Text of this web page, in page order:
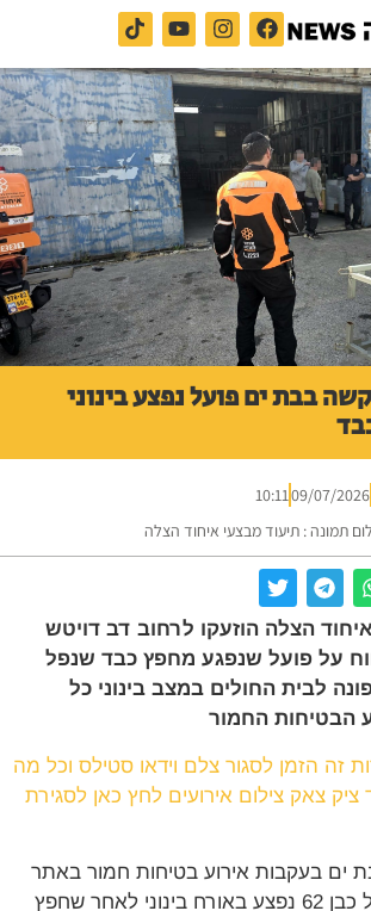
ים פועל נפצע בינוני
09/
10:11
: תיעוד מבצעי איחוד הצלה
הצלה הוזעקו לרחוב דב דויטש
פועל שנפגע מחפץ כבד שנפל
החולים במצב בינוני כל
החמור
הזמן לסגור צלם וידאו סטילס וכל מה
צילום אירועים לחץ כאן לסגירת
בעקבות אירוע בטיחות חמור באתר
עבודה מקומי. פועל כבן 62 נפצע באורח בינוני לאחר שחפץ